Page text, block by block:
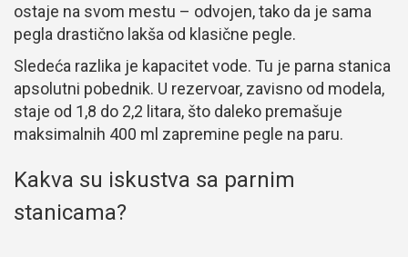
ostaje na svom mestu – odvojen, tako da je sama
pegla drastično lakša od klasične pegle.
Sledeća razlika je kapacitet vode. Tu je parna stanica
apsolutni pobednik. U rezervoar, zavisno od modela,
staje od 1,8 do 2,2 litara, što daleko premašuje
maksimalnih 400 ml zapremine pegle na paru.
Kakva su iskustva sa parnim
stanicama?